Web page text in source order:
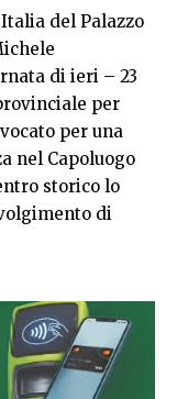
del Palazzo
di ieri – 23
per
per una
nel Capoluogo
storico lo
di